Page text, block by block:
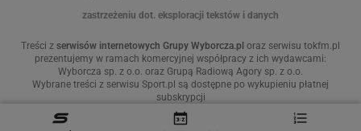
zastrzeżeniu dot. eksploracji tekstów i danych
Treści z serwisów internetowych Grupy Wyborcza.pl oraz serwisu tokfm.pl
prezentujemy w ramach komercyjnej współpracy z ich wydawcami:
Wyborcza sp. z o.o. oraz Grupą Radiową Agory sp. z o.o.
Wybrane treści z serwisu Sport.pl są dostępne po wykupieniu płatnej
subskrypcji